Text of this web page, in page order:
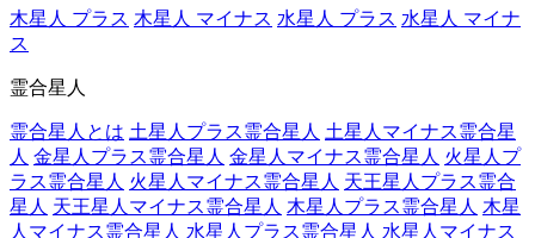
木星人 プラス 木星人 マイナス 水星人 プラス 水星人 マイナ
ス
霊合星人
霊合星人とは 土星人プラス霊合星人 土星人マイナス霊合星
人 金星人プラス霊合星人 金星人マイナス霊合星人 火星人プ
ラス霊合星人 火星人マイナス霊合星人 天王星人プラス霊合
星人 天王星人マイナス霊合星人 木星人プラス霊合星人 木星
人マイナス霊合星人 水星人プラス霊合星人 水星人マイナス